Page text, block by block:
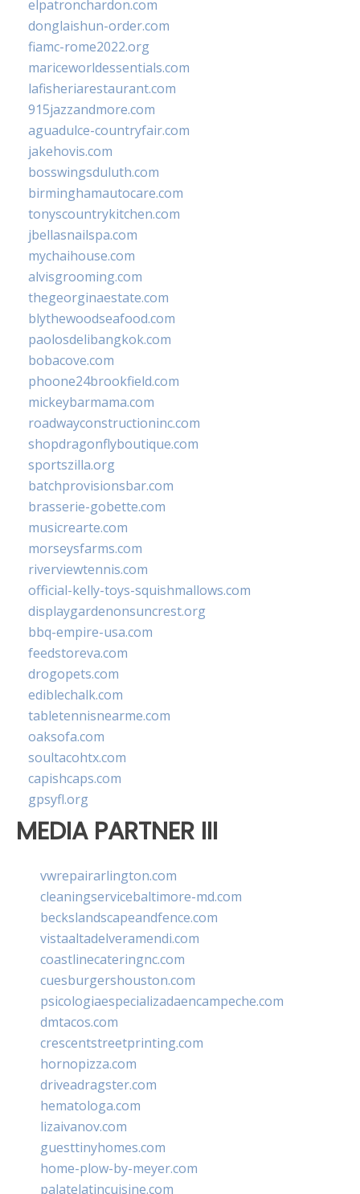
elpatronchardon.com
donglaishun-order.com
fiamc-rome2022.org
mariceworldessentials.com
lafisheriarestaurant.com
915jazzandmore.com
aguadulce-countryfair.com
jakehovis.com
bosswingsduluth.com
birminghamautocare.com
tonyscountrykitchen.com
jbellasnailspa.com
mychaihouse.com
alvisgrooming.com
thegeorginaestate.com
blythewoodseafood.com
paolosdelibangkok.com
bobacove.com
phoone24brookfield.com
mickeybarmama.com
roadwayconstructioninc.com
shopdragonflyboutique.com
sportszilla.org
batchprovisionsbar.com
brasserie-gobette.com
musicrearte.com
morseysfarms.com
riverviewtennis.com
official-kelly-toys-squishmallows.com
displaygardenonsuncrest.org
bbq-empire-usa.com
feedstoreva.com
drogopets.com
ediblechalk.com
tabletennisnearme.com
oaksofa.com
soultacohtx.com
capishcaps.com
gpsyfl.org
MEDIA PARTNER III
vwrepairarlington.com
cleaningservicebaltimore-md.com
beckslandscapeandfence.com
vistaaltadelveramendi.com
coastlinecateringnc.com
cuesburgershouston.com
psicologiaespecializadaencampeche.com
dmtacos.com
crescentstreetprinting.com
hornopizza.com
driveadragster.com
hematologa.com
lizaivanov.com
guesttinyhomes.com
home-plow-by-meyer.com
palatelatincuisine.com